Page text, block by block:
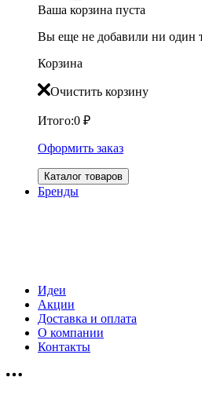
Ваша корзина пуста
Вы еще не добавили ни один
Корзина
Очистить корзину
Итого:0 ₽
Оформить заказ
Каталог товаров
Бренды
Идеи
Акции
Доставка и оплата
О компании
Контакты